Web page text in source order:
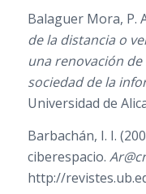
Balaguer Mora, P.
de la distancia o
una renovación
sociedad de la
Universidad de
Barbachán, I. I.
ciberespacio.
http://